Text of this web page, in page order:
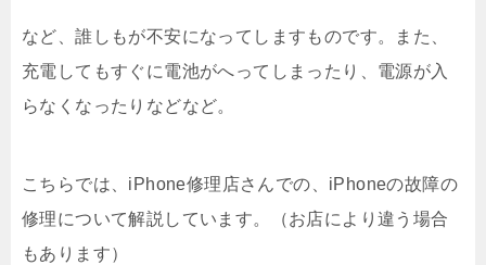
など、誰しもが不安になってしますものです。また、
充電してもすぐに電池がへってしまったり、電源が入
らなくなったりなどなど。
こちらでは、iPhone修理店さんでの、iPhoneの故障の
修理について解説しています。（お店により違う場合
もあります）